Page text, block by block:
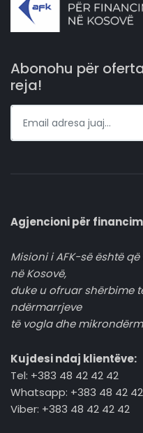
Abonohu për
reja!
Agjencioni për financim
Misioni i AFK-së është
në Kosovë,
duke u ofruar shërbime
ndërmarrjeve
të vogla dhe
Kujdesi ndaj klientëve:
Tel: +383 48 42 42 42
Whatsapp: +383 48 42
Viber: +383 48 42 42 42